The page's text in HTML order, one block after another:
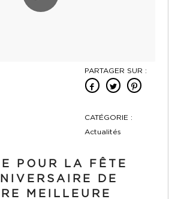
PARTAGER SUR :
CATÉGORIE :
Actualités
POUR LA FÊTE
DE
MEILLEURE